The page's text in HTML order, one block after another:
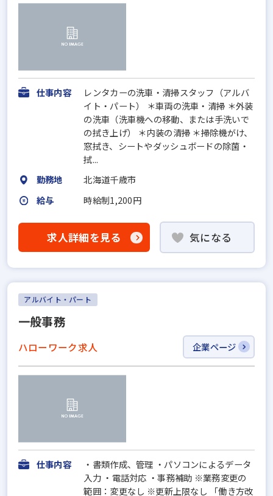
仕事内容
レンタカーの洗車・清掃スタッフ（アルバ
イト・パート） ＊車両の洗車・清掃 ＊外装
の洗車（洗車機への移動、または手洗いで
の拭き上げ） ＊内装の清掃 ＊掃除機がけ、
窓拭き、シートやダッシュボードの除菌・
拭...
勤務地
北海道千歳市
給与
時給制1,200円
求人詳細を見る 気になる
アルバイト・パート
一般事務
ハローワーク求人 企業ページ
仕事内容
・書類作成、管理 ・パソコンによるデータ
入力 ・電話対応 ・事務補助 ※業務変更の
範囲：変更なし ※更新上限なし 「働き方改